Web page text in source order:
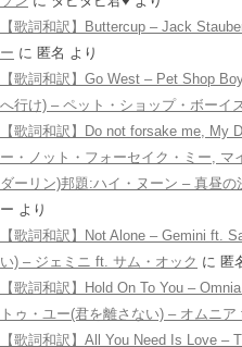
【歌詞和訳】Buttercup – Jack
ー に 匿名 より
【歌詞和訳】Go West – Pet Shop
へ行け) – ペット・ショップ・ボーイ
【歌詞和訳】Do not forsake me, My
ー・ノット・フォーセイク・ミー, マ
ダーリン)邦題:ハイ・ヌーン – 真昼
ー より
【歌詞和訳】Not Alone – Gemini ft.
い) – ジェミニ ft. サム・オック に 匿
【歌詞和訳】Hold On To You –
トゥ・ユー(君を離さない) – オムニ
【歌詞和訳】All You Need Is Love –